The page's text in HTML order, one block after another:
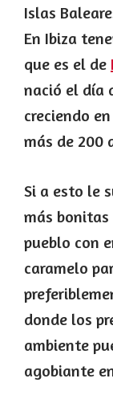
Islas
En Ibiza
que es el de
nació el día
creciendo
más de 200
Si a esto le
más
pueblo con
caramelo
donde los
ambiente
agobiante